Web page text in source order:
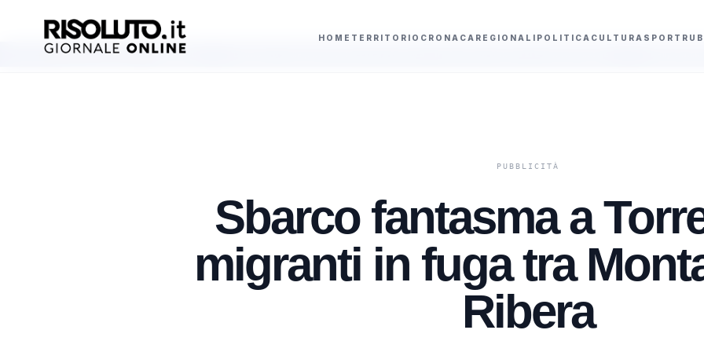
HOME TERRITORIO CRONACA REGIONALI POLITICA CULTURA SPORT
AGGIORNAMENTI
Kazouz Mohammed Catanzaro sulle parole di De Luca a Sciacca: ”Il mio amico Cateno si è lasciato andare”
Sbarco fantasma a
migranti in fuga tra
Ribera